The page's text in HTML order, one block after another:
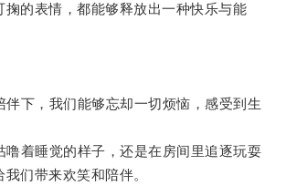
掬的表情，都能够释放出一种快乐与能
下，我们能够忘却一切烦恼，感受到生
着睡觉的样子，还是在房间里追逐玩耍
们带来欢笑和陪伴。